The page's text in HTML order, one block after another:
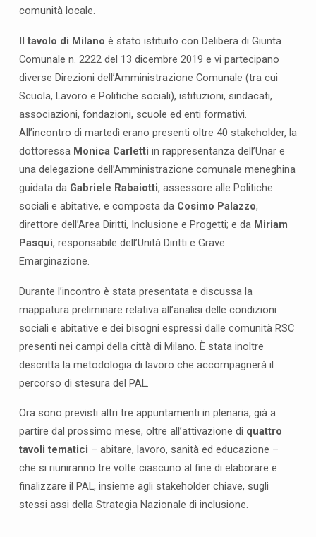
t
a
v
o
l
o
d
i
l
a
v
o
r
o
p
r
l
a
r
e
a
z
i
o
n
e
d
e
comunità locale.
Il tavolo di Milano è stato istituito con Delibera di Giunta
Comunale n. 2222 del 13 dicembre 2019 e vi partecipano
diverse Direzioni dell’Amministrazione Comunale (tra cui
Scuola, Lavoro e Politiche sociali), istituzioni, sindacati,
associazioni, fondazioni, scuole ed enti formativi.
All’incontro di martedì erano presenti oltre 40 stakeholder, la
dottoressa Monica Carletti in rappresentanza dell’Unar e
una delegazione dell’Amministrazione comunale meneghina
guidata da Gabriele Rabaiotti, assessore alle Politiche
sociali e abitative, e composta da Cosimo Palazzo,
direttore dell’Area Diritti, Inclusione e Progetti; e da Miriam
Pasqui, responsabile dell’Unità Diritti e Grave
Emarginazione.
Durante l’incontro è stata presentata e discussa la
mappatura preliminare relativa all’analisi delle condizioni
sociali e abitative e dei bisogni espressi dalle comunità RSC
presenti nei campi della città di Milano. È stata inoltre
descritta la metodologia di lavoro che accompagnerà il
percorso di stesura del PAL.
Ora sono previsti altri tre appuntamenti in plenaria, già a
partire dal prossimo mese, oltre all’attivazione di quattro
tavoli tematici – abitare, lavoro, sanità ed educazione –
che si riuniranno tre volte ciascuno al fine di elaborare e
finalizzare il PAL, insieme agli stakeholder chiave, sugli
stessi assi della Strategia Nazionale di inclusione.